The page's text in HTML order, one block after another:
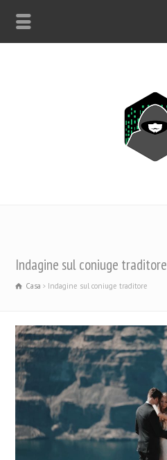
Indagine sul coniuge traditore
Casa Indagine sul coniuge traditore